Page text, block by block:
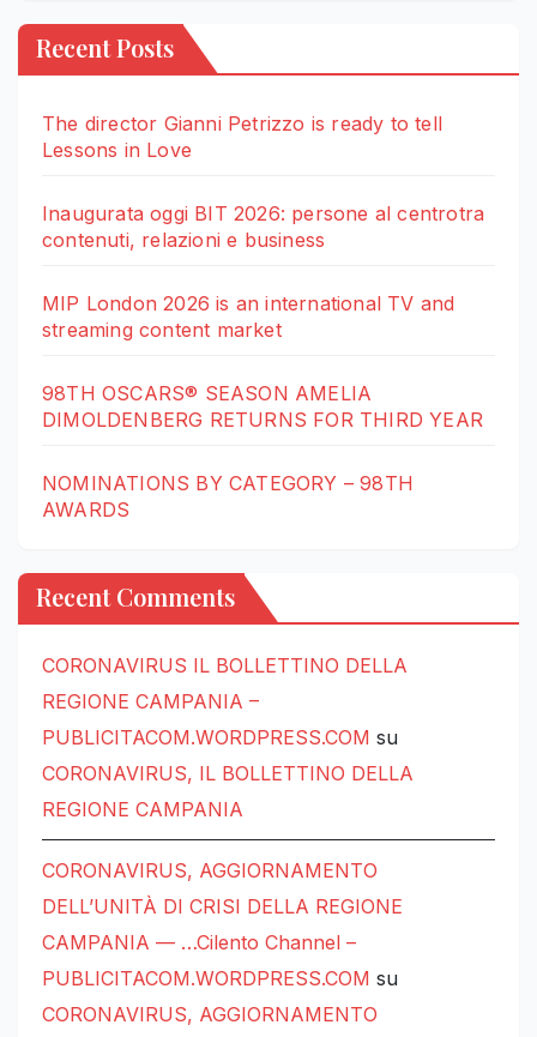
Recent Posts
The director Gianni Petrizzo is ready to tell
Lessons in Love
Inaugurata oggi BIT 2026: persone al centrotra
contenuti, relazioni e business
MIP London 2026 is an international TV and
streaming content market
98TH OSCARS® SEASON AMELIA
DIMOLDENBERG RETURNS FOR THIRD YEAR
NOMINATIONS BY CATEGORY – 98TH
AWARDS
Recent Comments
CORONAVIRUS IL BOLLETTINO DELLA
REGIONE CAMPANIA –
PUBLICITACOM.WORDPRESS.COM su
CORONAVIRUS, IL BOLLETTINO DELLA
REGIONE CAMPANIA
CORONAVIRUS, AGGIORNAMENTO
DELL’UNITÀ DI CRISI DELLA REGIONE
CAMPANIA — …Cilento Channel –
PUBLICITACOM.WORDPRESS.COM su
CORONAVIRUS, AGGIORNAMENTO